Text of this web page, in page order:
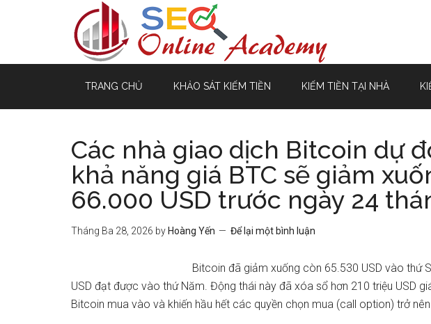
TRANG CHỦ KHẢO SÁT KIẾM TIỀN KIẾM TIỀN TẠI NHÀ
Các nhà giao dịch Bitcoin dự
khả năng giá BTC sẽ giảm
66.000 USD trước ngày 24
Tháng Ba 28, 2026 by Hoàng Yến Để lại một bình luận
Bitcoin đã giảm xuống còn 65.530 USD vào thứ
USD đạt được vào thứ Năm. Động thái này đã xóa sổ hơn 210 triệu USD
Bitcoin mua vào và khiến hầu hết các quyền chọn mua (call option) trở